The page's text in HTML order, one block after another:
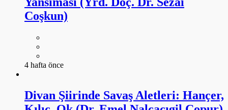
Coşkun)
4 hafta önce
Divan Şiirinde Savaş Aletleri: Hançer,